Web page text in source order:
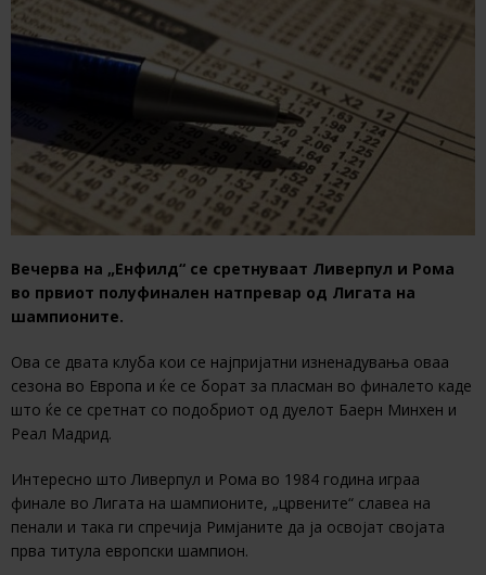
Вечерва на „Енфилд“ се сретнуваат Ливерпул и Рома
во првиот полуфинален натпревар од Лигата на
шампионите.
Ова се двата клуба кои се најпријатни изненадувања оваа
сезона во Европа и ќе се борат за пласман во финалето каде
што ќе се сретнат со подобриот од дуелот Баерн Минхен и
Реал Мадрид.
Интересно што Ливерпул и Рома во 1984 година играа
финале во Лигата на шампионите, „црвените“ славеа на
пенали и така ги спречија Римјаните да ја освојат својата
прва титула европски шампион.